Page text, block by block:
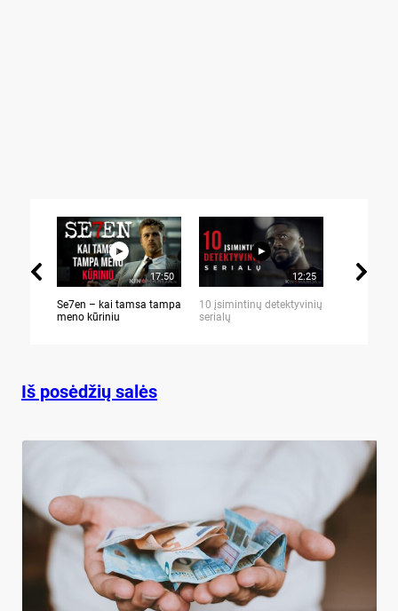
17:50
Se7en – kai tamsa tampa
meno kūriniu
12:25
10 įsimintinų detektyvinių
serialų
Iš posėdžių salės